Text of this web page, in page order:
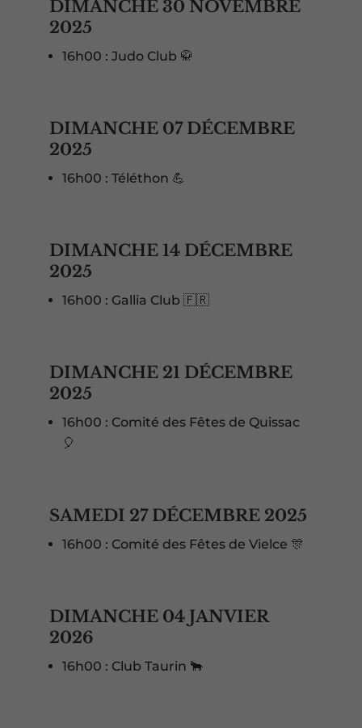
DIMANCHE 30 NOVEMBRE
2025
16h00 : Judo Club 🥋
DIMANCHE 07 DÉCEMBRE
2025
16h00 : Téléthon 💪
DIMANCHE 14 DÉCEMBRE
2025
16h00 : Gallia Club 🇫🇷
DIMANCHE 21 DÉCEMBRE
2025
16h00 : Comité des Fêtes de Quissac
🎈
SAMEDI 27 DÉCEMBRE 2025
16h00 : Comité des Fêtes de Vielce 🎊
DIMANCHE 04 JANVIER
2026
16h00 : Club Taurin 🐂